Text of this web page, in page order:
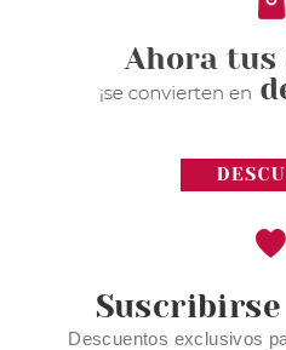
Descuentos exclusivos